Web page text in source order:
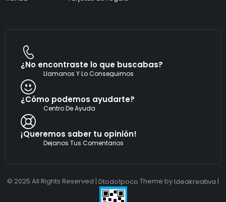
¿No encontraste lo que buscabas?
Llamanos Y Lo Conseguimos
¿Cómo podemos ayudarte?
Centro De Ayuda
¡Queremos saber tu opinión!
Dejanos Tus Comentarios
© 2025 All Rights Reserved | Dtodo1poco Theme by Ideakreativa |